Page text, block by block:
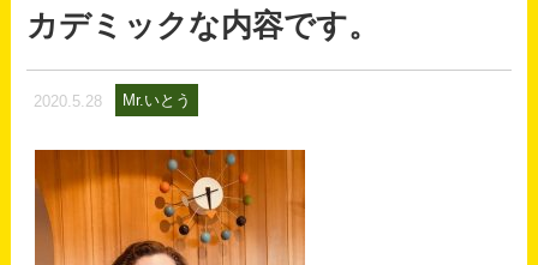
カデミックな内容です。
2020.5.28 Mr.いとう